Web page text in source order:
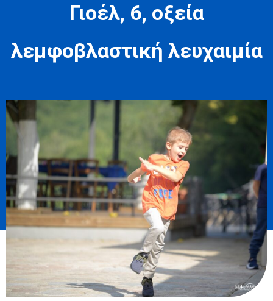
Γιοέλ, 6, οξεία
λεμφοβλαστική λευχαιμία